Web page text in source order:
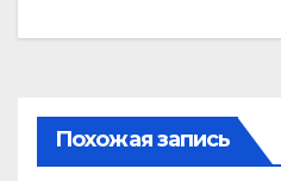
Похожая запись